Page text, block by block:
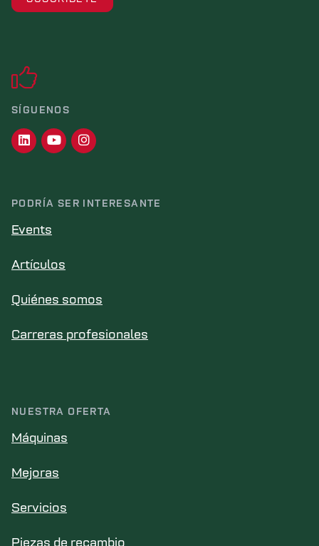
SÍGUENOS
PODRÍA SER INTERESANTE
Events
Artículos
Quiénes somos
Carreras profesionales
NUESTRA OFERTA
Máquinas
Mejoras
Servicios